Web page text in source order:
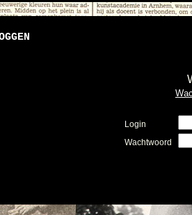
Login
Wachtwoord